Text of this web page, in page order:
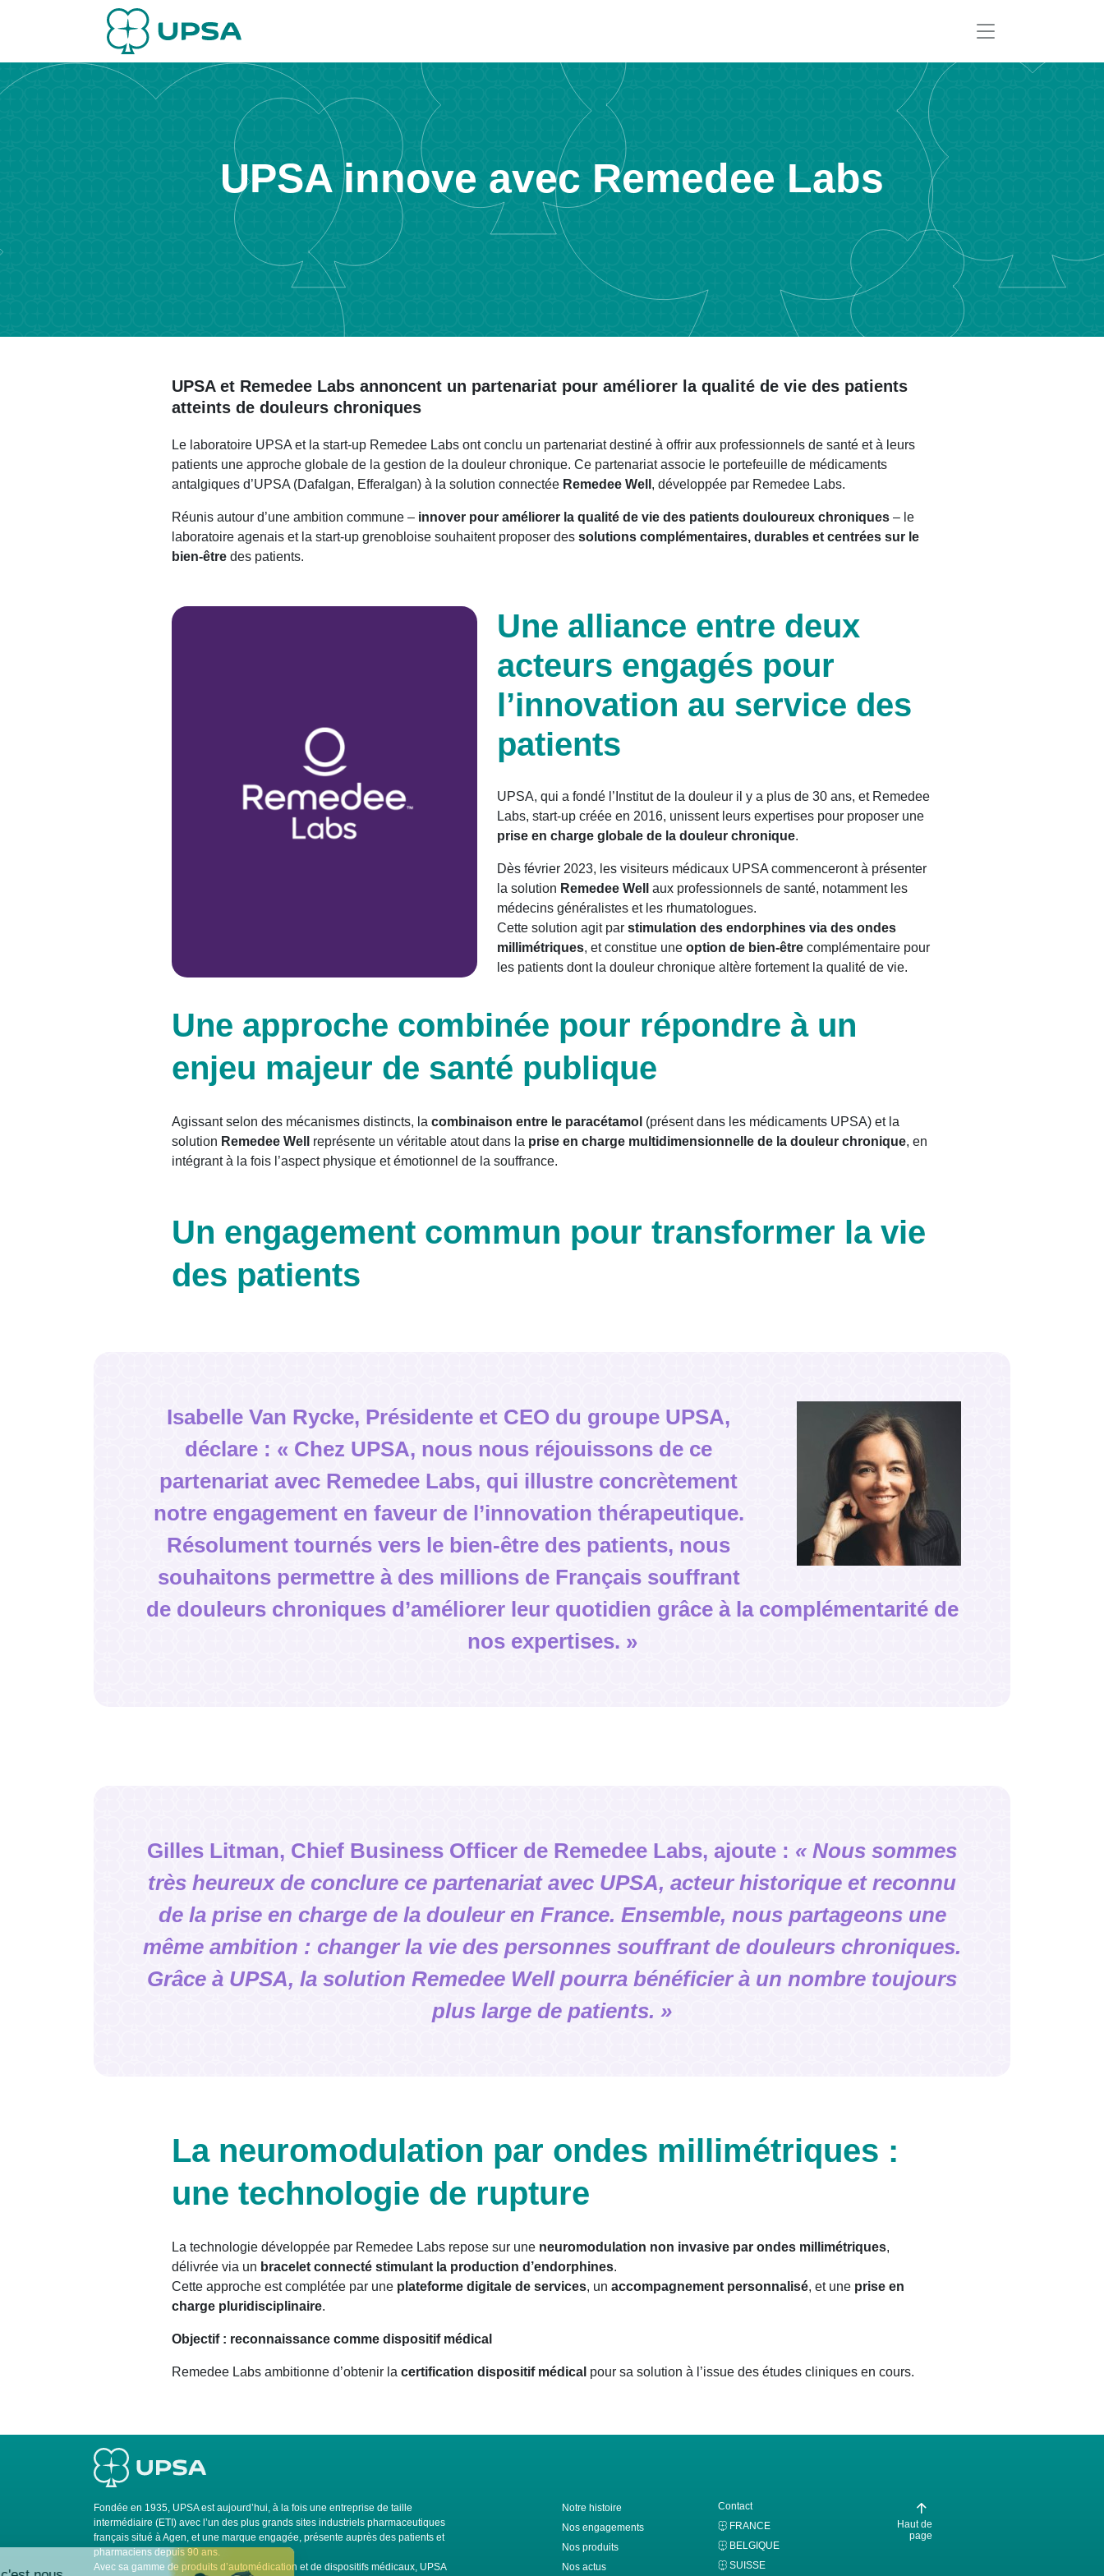
UPSA innove avec Remedee Labs
UPSA et Remedee Labs annoncent un partenariat pour améliorer la qualité de vie des patients
atteints de douleurs chroniques
Le laboratoire UPSA et la start-up Remedee Labs ont conclu un partenariat destiné à offrir aux professionnels de santé et à leurs
patients une approche globale de la gestion de la douleur chronique. Ce partenariat associe le portefeuille de médicaments
antalgiques d’UPSA (Dafalgan, Efferalgan) à la solution connectée Remedee Well , développée par Remedee Labs.
Réunis autour d’une ambition commune – innover pour améliorer la qualité de vie des patients douloureux chroniques – le
laboratoire agenais et la start-up grenobloise souhaitent proposer des solutions complémentaires, durables et centrées sur le
bien-être des patients.
Une alliance entre deux
acteurs engagés pour
l’innovation au service des
patients
UPSA, qui a fondé l’Institut de la douleur il y a plus de 30 ans, et Remedee
Labs, start-up créée en 2016, unissent leurs expertises pour proposer une
prise en charge globale de la douleur chronique.
Dès février 2023, les visiteurs médicaux UPSA commenceront à présenter
la solution Remedee Well
aux professionnels de santé, notamment les
médecins généralistes et les rhumatologues.
Cette solution agit par stimulation des endorphines via des ondes
millimétriques, et constitue une option de bien-êtrecomplémentaire pour
les patients dont la douleur chronique altère fortement la qualité de vie.
Une approche combinée pour répondre à un
enjeu majeur de santé publique
Agissant selon des mécanismes distincts, la combinaison entre le paracétamol (présent dans les médicaments UPSA) et la
solution Remedee Well représente un véritable atout dans la prise en charge multidimensionnelle de la douleur chronique, en
intégrant à la fois l’aspect physique et émotionnel de la souffrance.
Un engagement commun pour transformer la vie
des patients
Isabelle Van Rycke, Présidente et CEO du groupe UPSA,
déclare : « Chez UPSA, nous nous réjouissons de ce
partenariat avec Remedee Labs, qui illustre concrètement
notre engagement en faveur de l’innovation thérapeutique.
Résolument tournés vers le bien-être des patients, nous
souhaitons permettre à des millions de Français souffrant
de douleurs chroniques d’améliorer leur quotidien grâce à la complémentarité de
nos expertises. »
Gilles Litman, Chief Business Officer de Remedee Labs, ajoute : « Nous sommes
très heureux de conclure ce partenariat avec UPSA, acteur historique et reconnu
de la prise en charge de la douleur en France. Ensemble, nous partageons une
même ambition : changer la vie des personnes souffrant de douleurs chroniques.
Grâce à UPSA, la solution Remedee Well pourra bénéficier à un nombre toujours
plus large de patients. »
La neuromodulation par ondes millimétriques :
une technologie de rupture
La technologie développée par Remedee Labs repose sur une neuromodulation non invasive par ondes millimétriques,
délivrée via un bracelet connecté stimulant la production d’endorphines.
Cette approche est complétée par une plateforme digitale de services, un accompagnement personnalisé, et une prise en
charge pluridisciplinaire.
Objectif : reconnaissance comme dispositif médical
Remedee Labs ambitionne d’obtenir la certification dispositif médical pour sa solution à l’issue des études cliniques en cours.
Fondée en 1935, UPSA est aujourd’hui, à la fois une entreprise de taille
intermédiaire (ETI) avec l’un des plus grands sites industriels pharmaceutiques
français situé à Agen, et une marque engagée, présente auprès des patients et
pharmaciens depuis 90 ans.
Avec sa gamme de produits d’automédication et de dispositifs médicaux, UPSA
Notre histoire
Nos engagements
Nos produits
Nos actus
Contact
FRANCE
BELGIQUE
SUISSE
Haut de
page